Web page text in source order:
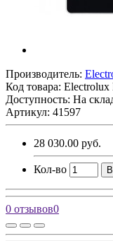
Производитель:
Код товара:
Доступность: На
Артикул: 41597
28 030.00 руб.
Кол-во
0 отзывов0